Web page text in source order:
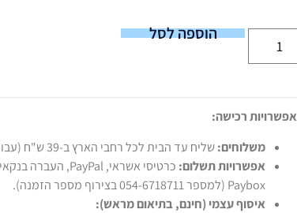
הוספה לסל
אפשרויות רכישה:
משלוחים:שליח עד הבית לכל רחבי הארץ ב-39 ש"ח (עבור חבילות עד 20 ק"ג).
אפשרויות תשלום:
Paybox (למספר 054-6718711 בצירוף מספר הזמנה).
איסוף עצמי (חינם, בתיאום מראש):